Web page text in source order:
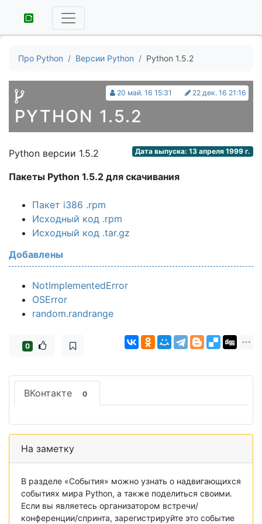
Про Python Версии Python Python 1.5.2
20 май. 16 15:31 22 дек. 16 21:16
PYTHON 1.5.2
Дата выпуска: 13 апреля 1999 г.
Python версии 1.5.2
Пакеты Python 1.5.2 для скачивания
Пакет i386 .rpm
Исходный код .rpm
Исходный код .tar.gz
Добавлены
NotImplementedError
OSError
random.randrange
0
ВКонтакте 0
На заметку
В разделе «События» можно узнать о надвигающихся
событиях мира Python, а также поделиться своими.
Если вы являетесь организатором встречи/
конференции/спринта, зарегистрируйте это событие